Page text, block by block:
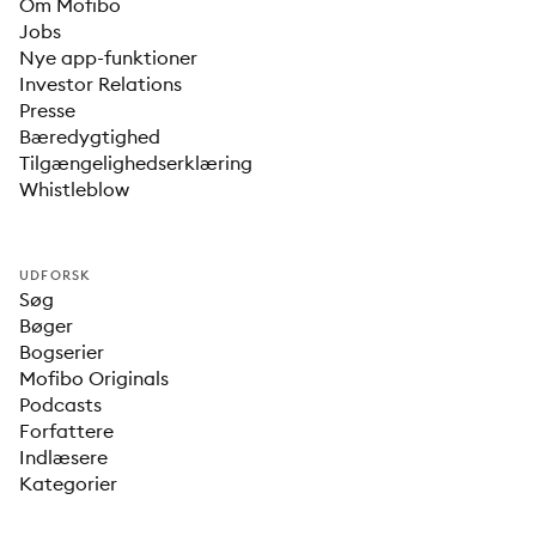
Om Mofibo
Jobs
Nye app-funktioner
Investor Relations
Presse
Bæredygtighed
Tilgængelighedserklæring
Whistleblow
UDFORSK
Søg
Bøger
Bogserier
Mofibo Originals
Podcasts
Forfattere
Indlæsere
Kategorier